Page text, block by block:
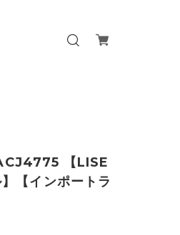
【LISE
【インポートラ